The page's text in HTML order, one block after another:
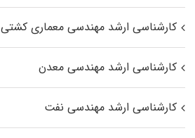
کارشناسی ارشد مهندسی معماری کشتی
کارشناسی ارشد مهندسی معدن
کارشناسی ارشد مهندسی نفت